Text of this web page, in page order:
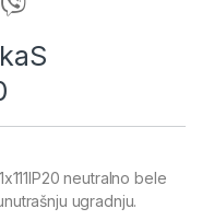
neutralno bele
ugradnju.